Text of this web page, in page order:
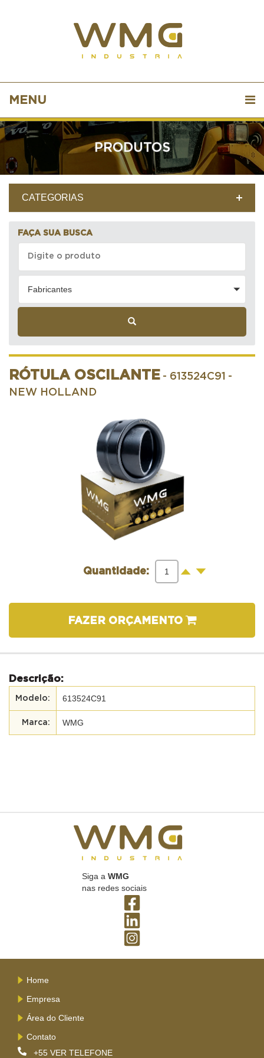
MENU
PRODUTOS
CATEGORIAS
FAÇA SUA BUSCA
Fabricantes
RÓTULA OSCILANTE - 613524C91 -
NEW HOLLAND
Quantidade: + -
FAZER ORÇAMENTO
Descrição:
613524C91
WMG
Siga a WMG
nas redes sociais
Home
Empresa
Área do Cliente
Contato
+55 VER TELEFONE